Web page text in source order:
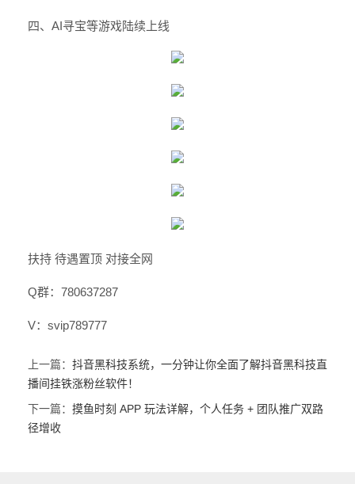
四、AI寻宝等游戏陆续上线
扶持 待遇置顶 对接全网
Q群：780637287
V：svip789777
上一篇： 抖音黑科技系统，一分钟让你全面了解抖音黑科技直
播间挂铁涨粉丝软件！
下一篇： 摸鱼时刻 APP 玩法详解，个人任务 + 团队推广双路
径增收